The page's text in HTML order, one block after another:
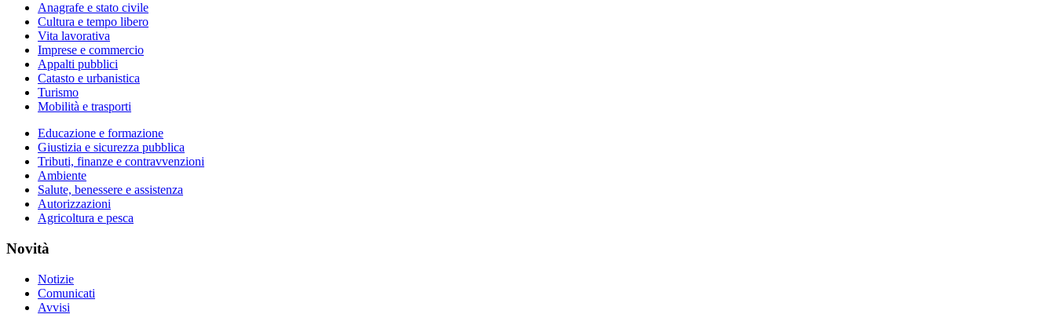
Anagrafe e stato civile
Cultura e tempo libero
Vita lavorativa
Imprese e commercio
Appalti pubblici
Catasto e urbanistica
Turismo
Mobilità e trasporti
Educazione e formazione
Giustizia e sicurezza pubblica
Tributi, finanze e contravvenzioni
Ambiente
Salute, benessere e assistenza
Autorizzazioni
Agricoltura e pesca
Novità
Notizie
Comunicati
Avvisi